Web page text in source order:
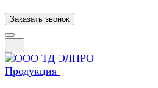
Заказать звонок
Продукция